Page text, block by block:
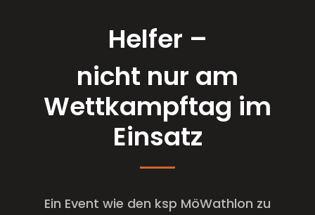
Helfer –
nicht nur am
Wettkampftag im
Einsatz
Ein Event wie den ksp MöWathlon zu